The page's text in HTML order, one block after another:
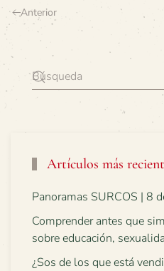
Anterior
Artículos más
Panoramas SURCOS | 8
Comprender antes que
sobre educación,
¿Sos de los que está